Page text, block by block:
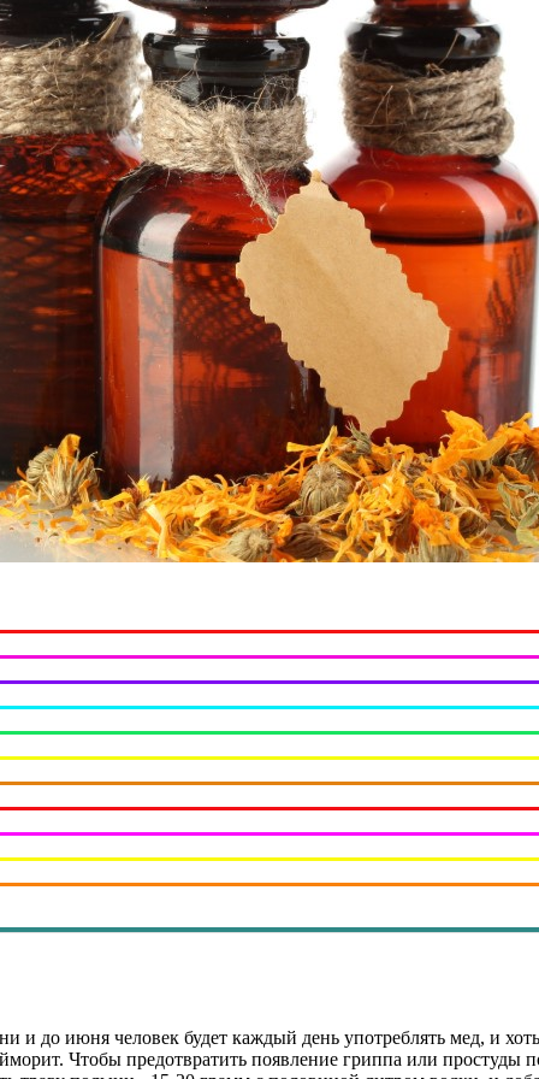
и до июня человек будет каждый день употреблять мед, и
Чтобы предотвратить появление гриппа или простуды